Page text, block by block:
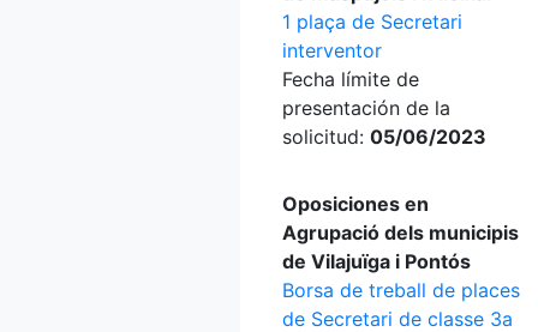
1 plaça de Secretari
interventor
Fecha límite de
presentación de la
solicitud: 05/06/2023
Oposiciones en
Agrupació dels municipis
de Vilajuïga i Pontós
Borsa de treball de places
de Secretari de classe 3a